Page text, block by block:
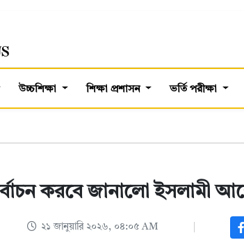
উচ্চশিক্ষা শিক্ষা প্রশাসন ভর্তি পরীক্ষা
করবে জানালো ইসলামী
২১ জানুয়ারি ২০২৬, ০৪:০৫ AM